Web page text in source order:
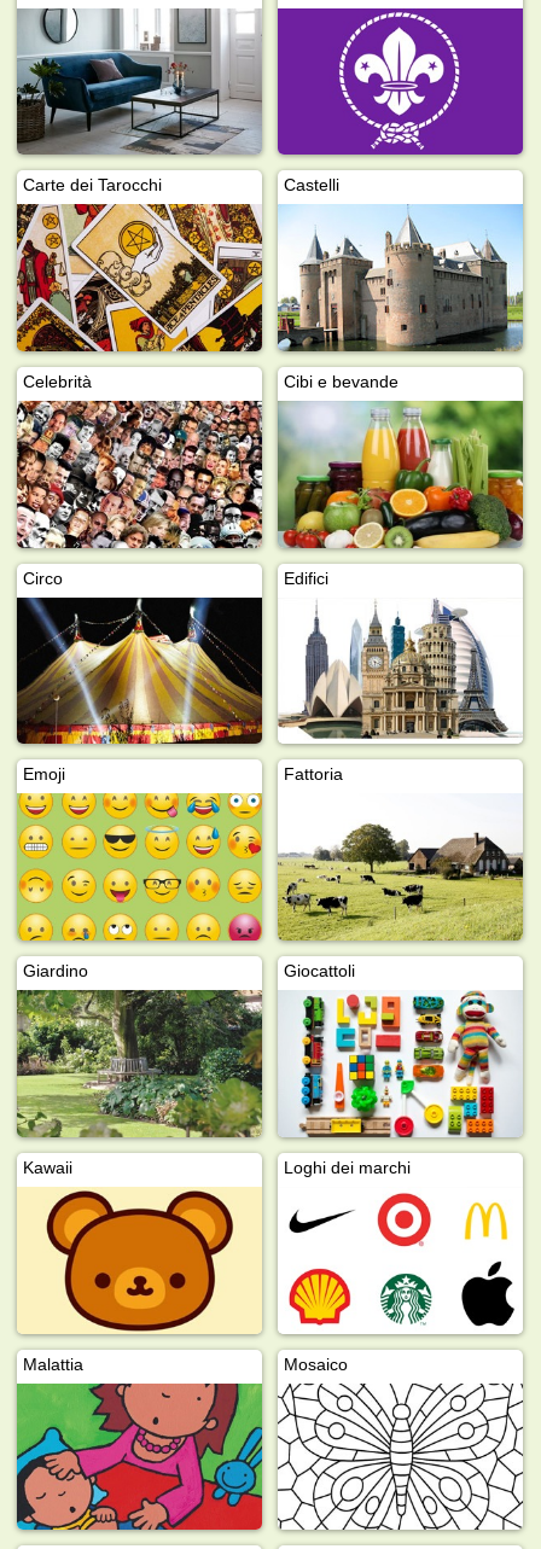
Carte dei Tarocchi Castelli
Celebrità Cibi e bevande
Circo Edifici
Emoji Fattoria
Giardino Giocattoli
Kawaii Loghi dei marchi
Malattia Mosaico